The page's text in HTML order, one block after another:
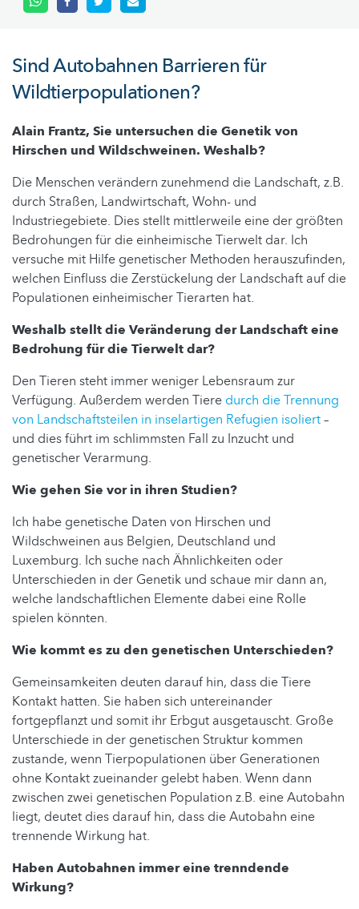
Sind Autobahnen Barrieren für
Wildtierpopulationen?
Alain Frantz, Sie untersuchen die Genetik von
Hirschen und Wildschweinen. Weshalb?
Die Menschen verändern zunehmend die Landschaft, z.B.
durch Straßen, Landwirtschaft, Wohn- und
Industriegebiete. Dies stellt mittlerweile eine der größten
Bedrohungen für die einheimische Tierwelt dar. Ich
versuche mit Hilfe genetischer Methoden herauszufinden,
welchen Einfluss die Zerstückelung der Landschaft auf die
Populationen einheimischer Tierarten hat.
Weshalb stellt die Veränderung der Landschaft eine
Bedrohung für die Tierwelt dar?
Den Tieren steht immer weniger Lebensraum zur
Verfügung. Außerdem werden Tiere durch die Trennung
von Landschaftsteilen in inselartigen Refugien isoliert–
und dies führt im schlimmsten Fall zu Inzucht und
genetischer Verarmung.
Wie gehen Sie vor in ihren Studien?
Ich habe genetische Daten von Hirschen und
Wildschweinen aus Belgien, Deutschland und
Luxemburg. Ich suche nach Ähnlichkeiten oder
Unterschieden in der Genetik und schaue mir dann an,
welche landschaftlichen Elemente dabei eine Rolle
spielen könnten.
Wie kommt es zu den genetischen Unterschieden?
Gemeinsamkeiten deuten darauf hin, dass die Tiere
Kontakt hatten. Sie haben sich untereinander
fortgepflanzt und somit ihr Erbgut ausgetauscht. Große
Unterschiede in der genetischen Struktur kommen
zustande, wenn Tierpopulationen über Generationen
ohne Kontakt zueinander gelebt haben. Wenn dann
zwischen zwei genetischen Population z.B. eine Autobahn
liegt, deutet dies darauf hin, dass die Autobahn eine
trennende Wirkung hat.
Haben Autobahnen immer eine trenndende
Wirkung?